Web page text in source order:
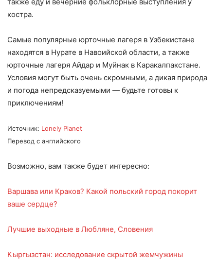
костра.
Самые популярные юрточные лагеря в Узбекистане
находятся в Нурате в Навоийской области, а также
юрточные лагеря Айдар и Муйнак в Каракалпакстане.
Условия могут быть очень скромными, а дикая природа
и погода непредсказуемыми — будьте готовы к
приключениям!
Источник: Lonely Planet
Перевод с английского
Возможно, вам также будет интересно:
Варшава или Краков? Какой польский город покорит
ваше сердце?
Лучшие выходные в Любляне, Словения
Кыргызстан: исследование скрытой жемчужины